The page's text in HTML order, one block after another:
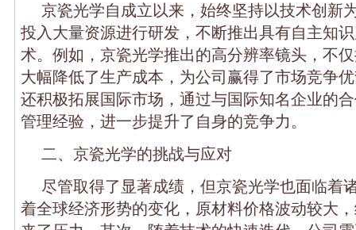
京瓷光学自成立以来，始终坚持以技术创新
投入大量资源进行研发，不断推出具有自主知
术。例如，京瓷光学推出的高分辨率镜头，不
大幅降低了生产成本，为公司赢得了市场竞争
还积极拓展国际市场，通过与国际知名企业的
管理经验，进一步提升了自身的竞争力。
二、京瓷光学的挑战与应对
尽管取得了显著成绩，但京瓷光学也面临着
着全球经济形势的变化，原材料价格波动较大